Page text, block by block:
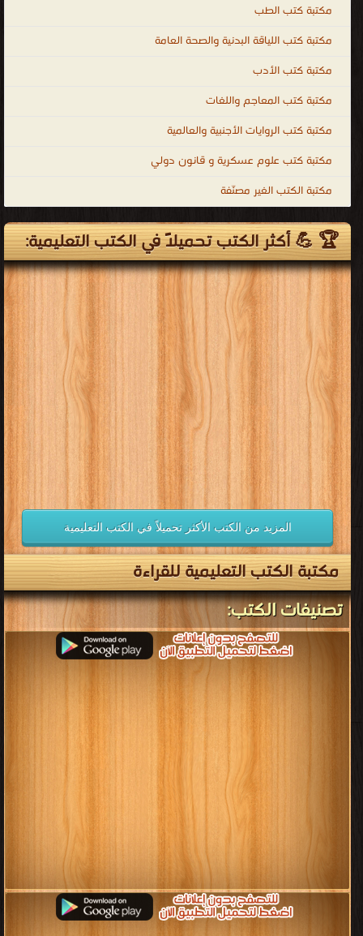
مكتبة كتب الطب
مكتبة كتب اللياقة البدنية والصحة العامة
مكتبة كتب الأدب
مكتبة كتب المعاجم واللغات
مكتبة كتب الروايات الأجنبية والعالمية
مكتبة كتب علوم عسكرية و قانون دولي
مكتبة الكتب الغير مصنّفة
🏆 💪 أكثر الكتب تحميلاً في الكتب التعليمية:
المزيد من الكتب الأكثر تحميلاً في الكتب التعليمية
مكتبة الكتب التعليمية للقراءة
تصنيفات الكتب: